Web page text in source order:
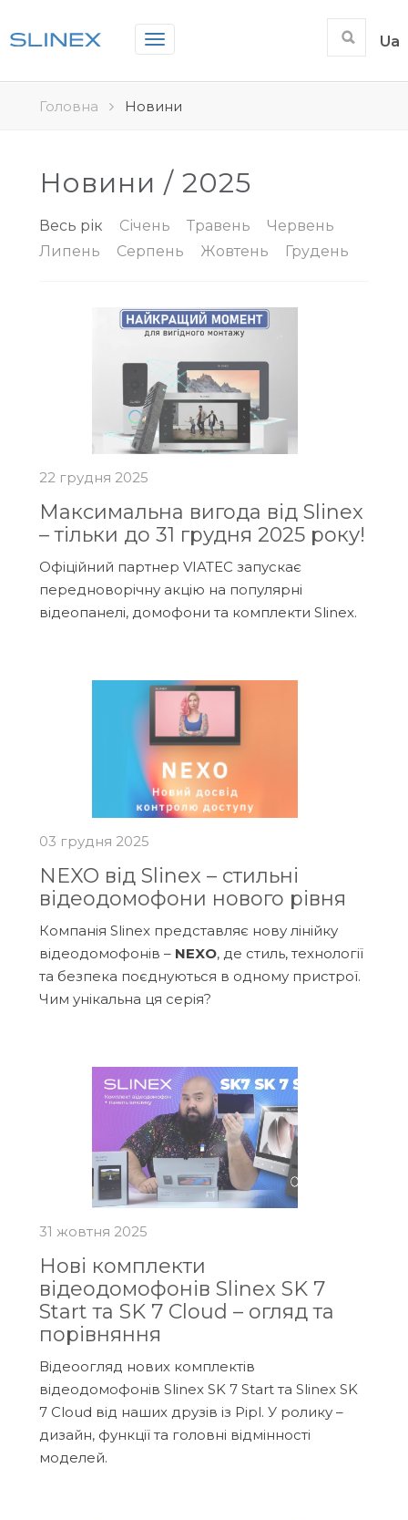
Toggle
navigation
Ua
Головна Новини
Новини / 2025
Весь рік Січень Травень
Червень
Липень
Серпень Жовтень Грудень
22 грудня 2025
Максимальна вигода від Slinex
– тільки до 31 грудня 2025 року!
Офіційний партнер VIATEC запускає
передноворічну акцію на популярні
відеопанелі, домофони та комплекти Slinex.
03 грудня 2025
NEXO від Slinex – стильні
відеодомофони нового рівня
Компанія Slinex представляє нову лінійку
відеодомофонів – NEXO, де стиль, технології
та безпека поєднуються в одному пристрої.
Чим унікальна ця серія?
31 жовтня 2025
Нові комплекти
відеодомофонів Slinex SK 7
Start та SK 7 Cloud – огляд та
порівняння
Відеоогляд нових комплектів
відеодомофонів Slinex SK 7 Start та Slinex SK
7 Cloud від наших друзів із Pipl. У ролику –
дизайн, функції та головні відмінності
моделей.